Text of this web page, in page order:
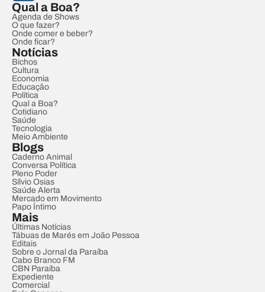
Qual a Boa?
Agenda de Shows
O que fazer?
Onde comer e beber?
Onde ficar?
Notícias
Bichos
Cultura
Economia
Educação
Política
Qual a Boa?
Cotidiano
Saúde
Tecnologia
Meio Ambiente
Blogs
Caderno Animal
Conversa Política
Pleno Poder
Sílvio Osias
Saúde Alerta
Mercado em Movimento
Papo Íntimo
Mais
Últimas Notícias
Tábuas de Marés em João Pessoa
Editais
Sobre o Jornal da Paraíba
Cabo Branco FM
CBN Paraíba
Expediente
Comercial